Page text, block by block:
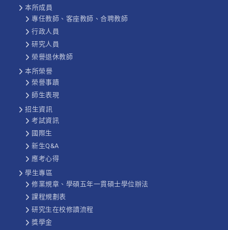
本所成員
專任教師、客座教師、合聘教師
行政人員
研究人員
榮譽退休教師
本所榮譽
榮譽事蹟
師生表現
招生資訊
考試資訊
國際生
新生Q&A
應考心得
學生專區
修業規章、學碩五年一貫碩士學位辦法
課程規劃表
研究生在校修讀流程
獎學金